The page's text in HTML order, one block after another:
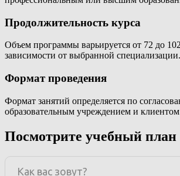
Продолжительность курса
Объем программы варьируется от 72 до
зависимости от выбранной специализации.
Формат проведения
Формат занятий определяется по
образовательным учреждением и
Посмотрите учебный план